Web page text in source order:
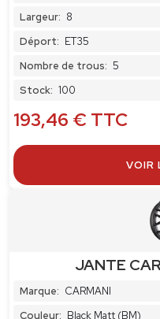
Largeur: 8
Déport: ET35
Nombre de trous: 5
Stock: 100
193,46 € TTC
VOIR
JANTE
Marque: CARMANI
Couleur: Black Matt (BM)